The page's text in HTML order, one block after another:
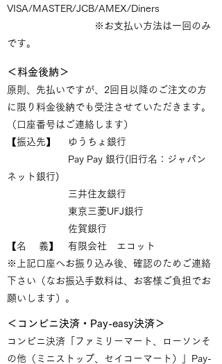
VISA/MASTER/JCB/AMEX/Diners
※お支払い方法は一回のみ
です。
＜料金後納＞
原則、先払いですが、2回目以降のご注文の方
に限り料金後納でも受注させていただきます。
（口座番号はご連絡します）
【振込先】 ゆうちょ銀行
Pay Pay 銀行(旧行名：ジャパン
ネット銀行)
三井住友銀行
東京三菱UFJ銀行
佐賀銀行
【名 義】 有限会社 エコット
※上記口座へお振り込み後、確認のためご連絡
下さい（なお振込手数料は、お客様ご負担でお
願いします）。
＜コンビニ決済・Pay-easy決済＞
コンビニ決済「ファミリーマート、ローソンそ
の他（ミニストップ、セイコーマート）」
Pay-